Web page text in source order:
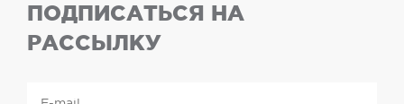
ПОДПИСАТЬСЯ НА
РАССЫЛКУ